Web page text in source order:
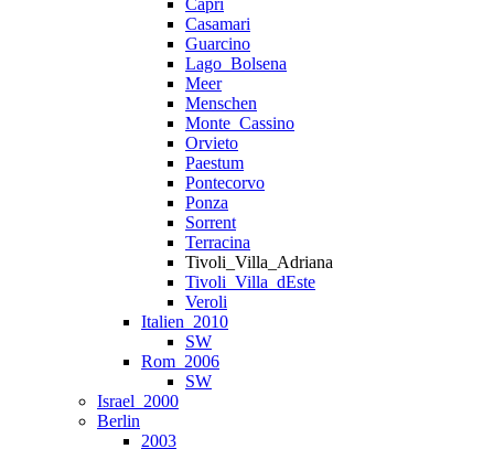
Capri
Casamari
Guarcino
Lago_Bolsena
Meer
Menschen
Monte_Cassino
Orvieto
Paestum
Pontecorvo
Ponza
Sorrent
Terracina
Tivoli_Villa_Adriana
Tivoli_Villa_dEste
Veroli
Italien_2010
SW
Rom_2006
SW
Israel_2000
Berlin
2003